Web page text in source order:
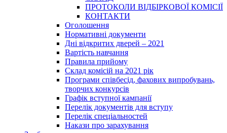
ПРОТОКОЛИ ВІДБІРКОВОЇ КОМІСІЇ
КОНТАКТИ
Оголошення
Нормативні документи
Дні відкритих дверей – 2021
Вартість навчання
Правила прийому
Склад комісій на 2021 рік
Програми співбесід, фахових випробувань,
творчих конкурсів
Графік вступної кампанії
Перелік документів для вступу
Перелік спеціальностей
Накази про зарахування